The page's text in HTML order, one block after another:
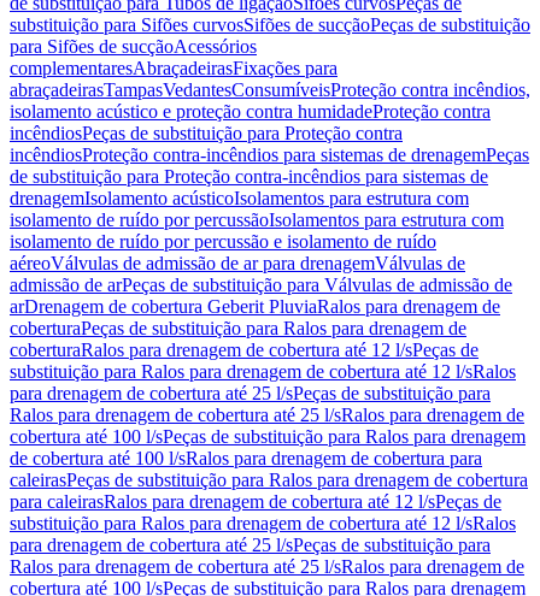
substituição para Sifões curvosSifões de sucçãoPeças de substituição
para Sifões de sucçãoAcessórios
complementaresAbraçadeirasFixações para
abraçadeirasTampasVedantesConsumíveisProteção contra incêndios,
isolamento acústico e proteção contra humidadeProteção contra
incêndiosPeças de substituição para Proteção contra
incêndiosProteção contra-incêndios para sistemas de drenagemPeças
de substituição para Proteção contra-incêndios para sistemas de
drenagemIsolamento acústicoIsolamentos para estrutura com
isolamento de ruído por percussãoIsolamentos para estrutura com
isolamento de ruído por percussão e isolamento de ruído
aéreoVálvulas de admissão de ar para drenagemVálvulas de
admissão de arPeças de substituição para Válvulas de admissão de
arDrenagem de cobertura Geberit PluviaRalos para drenagem de
coberturaPeças de substituição para Ralos para drenagem de
coberturaRalos para drenagem de cobertura até 12 l/sPeças de
substituição para Ralos para drenagem de cobertura até 12 l/sRalos
para drenagem de cobertura até 25 l/sPeças de substituição para
Ralos para drenagem de cobertura até 25 l/sRalos para drenagem de
cobertura até 100 l/sPeças de substituição para Ralos para drenagem
de cobertura até 100 l/sRalos para drenagem de cobertura para
caleirasPeças de substituição para Ralos para drenagem de cobertura
para caleirasRalos para drenagem de cobertura até 12 l/sPeças de
substituição para Ralos para drenagem de cobertura até 12 l/sRalos
para drenagem de cobertura até 25 l/sPeças de substituição para
Ralos para drenagem de cobertura até 25 l/sRalos para drenagem de
cobertura até 100 l/sPeças de substituição para Ralos para drenagem